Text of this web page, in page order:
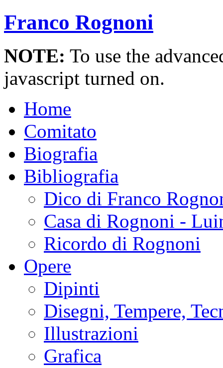
Franco Rognoni
NOTE: To use the
javascript turned on.
Home
Comitato
Biografia
Bibliografia
Dico di Franco
Casa di Rognoni -
Ricordo di Rognoni
Opere
Dipinti
Disegni, Tempere,
Illustrazioni
Grafica